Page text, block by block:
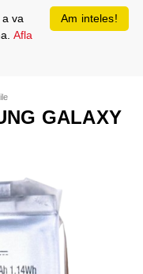
GALAXY
Am inteles!
va
Afla